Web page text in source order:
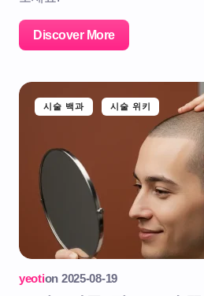
Discover More
시술 백과 시술 위키
yeotion 2025-08-19